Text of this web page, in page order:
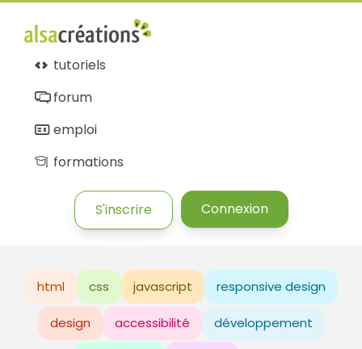
tutoriels
forum
emploi
formations
S'inscrire Connexion
html css javascript responsive design
design accessibilité développement